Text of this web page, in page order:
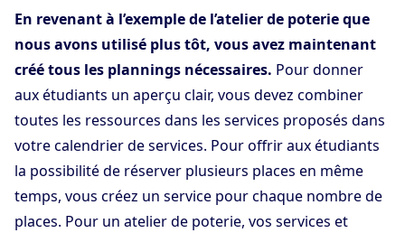
En revenant à l’exemple de l’atelier de poterie que
nous avons utilisé plus tôt, vous avez maintenant
créé tous les plannings nécessaires. Pour donner
aux étudiants un aperçu clair, vous devez combiner
toutes les ressources dans les services proposés dans
votre calendrier de services. Pour offrir aux étudiants
la possibilité de réserver plusieurs places en même
temps, vous créez un service pour chaque nombre de
places. Pour un atelier de poterie, vos services et